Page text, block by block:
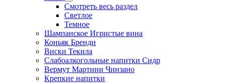
Смотреть весь раздел
Cветлое
Темное
Шампанское Игристые вина
Коньяк Бренди
Виски Текила
Слабоалкогольные напитки Сидр
Вермут Мартини Чинзано
Крепкие напитки